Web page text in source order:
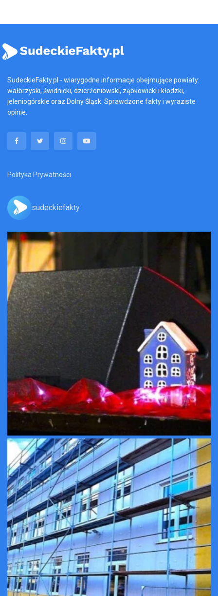
SudeckieFakty.pl - wiarygodne informacje obejmujące powiaty:
wałbrzyski, świdnicki, dzierżoniowski, ząbkowicki i kłodzki,
jeleniogórskie oraz Dolny Śląsk. Sprawdzone fakty i wyraziste
opinie.
Polityka Prywatności
sudeckiefakty